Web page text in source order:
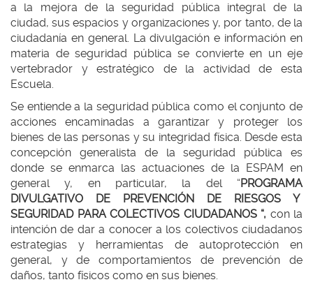
a la mejora de la seguridad pública integral de la
ciudad, sus espacios y organizaciones y, por tanto, de la
ciudadanía en general. La divulgación e información en
materia de seguridad pública se convierte en un eje
vertebrador y estratégico de la actividad de esta
Escuela.
Se entiende a la seguridad pública como el conjunto de
acciones encaminadas a garantizar y proteger los
bienes de las personas y su integridad física. Desde esta
concepción generalista de la seguridad pública es
donde se enmarca las actuaciones de la ESPAM en
general y, en particular, la del “ PROGRAMA
DIVULGATIVO DE PREVENCIÓN DE RIESGOS Y
SEGURIDAD PARA COLECTIVOS CIUDADANOS “, con la
intención de dar a conocer a los colectivos ciudadanos
estrategias y herramientas de autoprotección en
general, y de comportamientos de prevención de
daños, tanto físicos como en sus bienes.